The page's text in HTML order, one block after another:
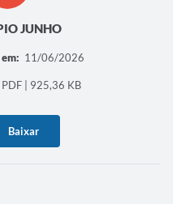
JUNHO
11/06/2026
PDF | 925,36 KB
Baixar